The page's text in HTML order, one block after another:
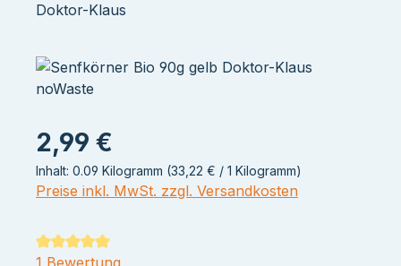
Doktor-Klaus
2,99 €
Inhalt: 0.09 Kilogramm (33,22 € / 1 Kilogramm)
Preise inkl. MwSt. zzgl. Versandkosten
Durchschnittliche Bewertung von 5 von 5 Sternen